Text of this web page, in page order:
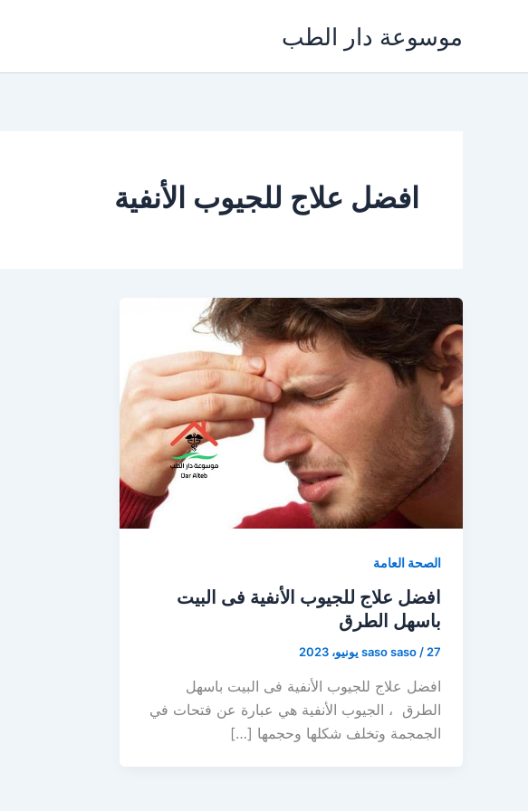
موسوعة دار الطب
افضل علاج للجيوب الأنفية
الصحة العامة
افضل علاج للجيوب الأنفية فى البيت
باسهل الطرق
saso saso / 27 يونيو، 2023
افضل علاج للجيوب الأنفية فى البيت باسهل
الطرق ، الجيوب الأنفية هي عبارة عن فتحات في
الجمجمة وتخلف شكلها وحجمها […]